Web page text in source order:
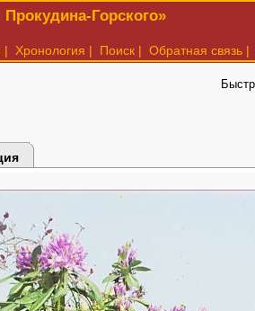
Горского»
| Хронология | Поиск | Обратная связь |